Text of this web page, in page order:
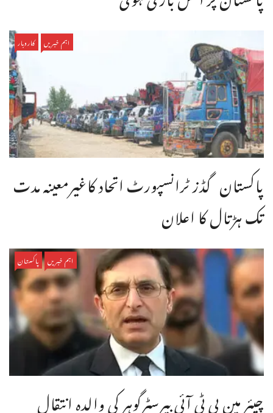
اہم خبریں کاروبار
پاکستان گڈز ٹرانسپورٹ اتحاد کاغیرمعینہ مدت
تک ہڑتال کا اعلان
اہم خبریں پاکستان
چیئر مین پی ٹی آئی بیرسٹرگوہر کی والدہ انتقال